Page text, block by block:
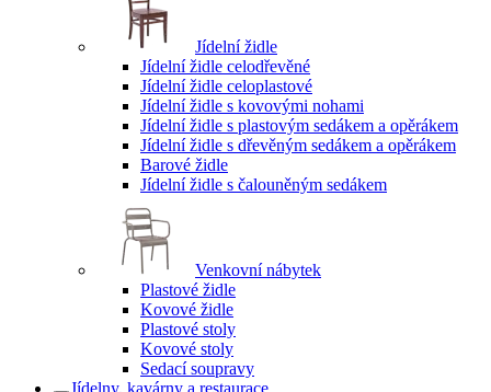
Jídelní židle
Jídelní židle celodřevěné
Jídelní židle celoplastové
Jídelní židle s kovovými nohami
Jídelní židle s plastovým sedákem a opěrákem
Jídelní židle s dřevěným sedákem a opěrákem
Barové židle
Jídelní židle s čalouněným sedákem
Venkovní nábytek
Plastové židle
Kovové židle
Plastové stoly
Kovové stoly
Sedací soupravy
Jídelny, kavárny a restaurace